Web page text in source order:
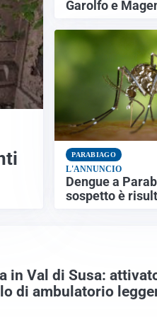
Garolfo e
PARABIAGO
L'ANNUNCIO
Dengue a
sospetto è
in Val di Susa:
di ambulatorio